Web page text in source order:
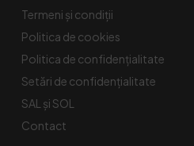
Termeni și condiții
Politica de cookies
Politica de confidențialitate
Setări de confidențialitate
SAL și SOL
Contact